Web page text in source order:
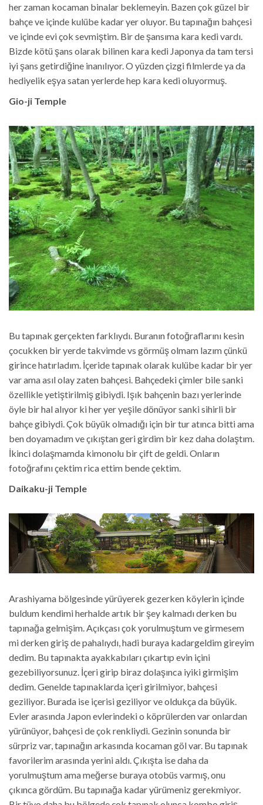
her zaman kocaman binalar beklemeyin. Bazen çok güzel bir
bahçe ve içinde kulübe kadar yer oluyor. Bu tapınağın bahçesi
ve içinde evi çok sevmiştim. Bir de şansıma kara kedi vardı.
Bizde kötü şans olarak bilinen kara kedi Japonya da tam tersi
iyi şans getirdiğine inanılıyor. O yüzden çizgi filmlerde ya da
hediyelik eşya satan yerlerde hep kara kedi oluyormuş.
Gio-ji Temple
Bu tapınak gerçekten farklıydı. Buranın fotoğraflarını kesin
çocukken bir yerde takvimde vs görmüş olmam lazım çünkü
girince hatırladım. İçeride tapınak olarak kulübe kadar bir yer
var ama asıl olay zaten bahçesi. Bahçedeki çimler bile sanki
özellikle yetiştirilmiş gibiydi. Işık bahçenin bazı yerlerinde
öyle bir hal alıyor ki her yer yeşile dönüyor sanki sihirli bir
bahçe gibiydi. Çok büyük olmadığı için bir tur atınca bitti ama
ben doyamadım ve çıkıştan geri girdim bir kez daha dolaştım.
İkinci dolaşmamda kimonolu bir çift de geldi. Onların
fotoğrafını çektim rica ettim bende çektim.
Daikaku-ji Temple
Arashiyama bölgesinde yürüyerek gezerken köylerin içinde
buldum kendimi herhalde artık bir şey kalmadı derken bu
tapınağa gelmişim. Açıkçası çok yorulmuştum ve girmesem
mi derken giriş de pahalıydı, hadi buraya kadargeldim gireyim
dedim. Bu tapınakta ayakkabıları çıkartıp evin içini
gezebiliyorsunuz. İçeri girip biraz dolaşınca iyiki girmişim
dedim. Genelde tapınaklarda içeri girilmiyor, bahçesi
geziliyor. Burada ise içerisi geziliyor ve oldukça da büyük.
Evler arasında Japon evlerindeki o köprülerden var onlardan
yürünüyor, bahçesi de çok renkliydi. Gezinin sonunda bir
sürpriz var, tapınağın arkasında kocaman göl var. Bu tapınak
favorilerim arasında yerini aldı. Çıkışta ise daha da
yorulmuştum ama meğerse buraya otobüs varmış, onu
çıkınca gördüm. Bu tapınağa kadar yürümeniz gerekmiyor.